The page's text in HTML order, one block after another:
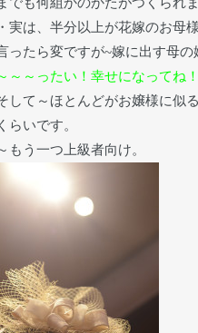
実は、半分以上が花嫁のお母
たら変ですが~嫁に出す母の
～～ったい！幸せになってね
して～ほとんどがお嬢様に似
らいです。
もう一つ上級者向け。